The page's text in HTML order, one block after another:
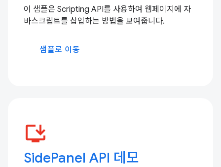
이 샘플은 Scripting API를 사용하여 웹페이지에 자
바스크립트를 삽입하는 방법을 보여줍니다.
샘플로 이동
install_desktop
SidePanel API 데모